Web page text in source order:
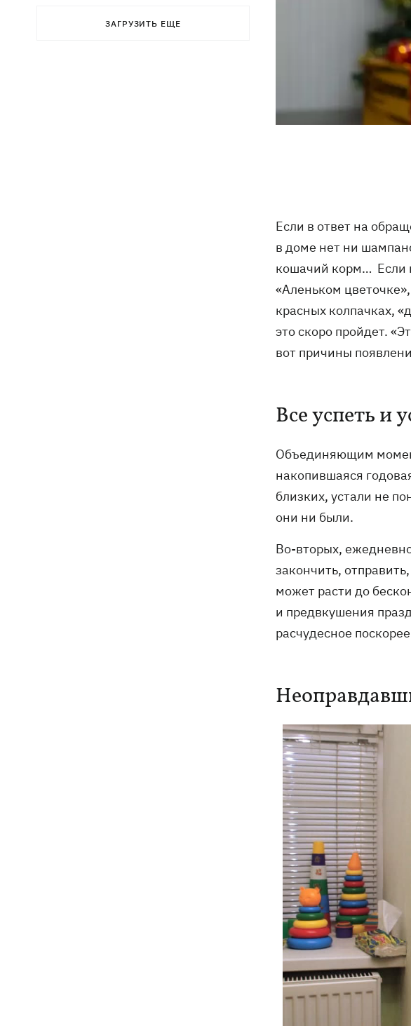
акции за Федорова, удалили после
ЗАГРУЗИТЬ ЕЩЕ
Если в ответ на
в доме нет ни
кошачий корм… Если
«Аленьком
красных колпачках,
это скоро пройдет.
вот причины
Все успеть и
Объединяющим
накопившаяся
близких, устали не
они ни были.
Во-вторых,
закончить,
может расти до
и предвкушения
расчудесное